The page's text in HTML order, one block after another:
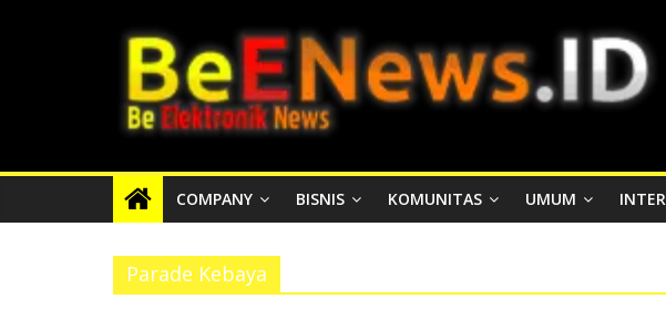
BEENEWS.ID
Media
Informasi
Nasional
dan
Internasional
COMPANY BISNIS KOMUNITAS UMUM
Parade Kebaya